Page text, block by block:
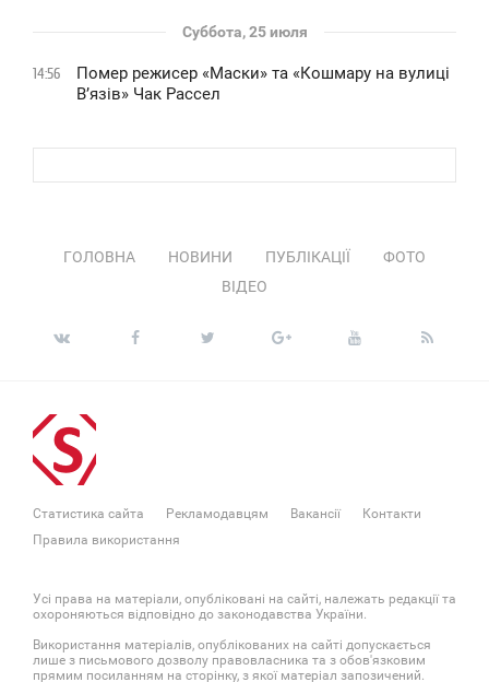
Суббота, 25 июля
14:56
Помер режисер «Маски» та «Кошмару на вулиці
В’язів» Чак Рассел
ГОЛОВНА НОВИНИ ПУБЛІКАЦІЇ
ФОТО
ВІДЕО
Статистика сайта Рекламодавцям Вакансії
Контакти
Правила використання
Усі права на матеріали, опубліковані на сайті, належать редакції та
охороняються відповідно до законодавства України.
Використання матеріалів, опублікованих на сайті допускається
лише з письмового дозволу правовласника та з обов'язковим
прямим посиланням на сторінку, з якої матеріал запозичений.